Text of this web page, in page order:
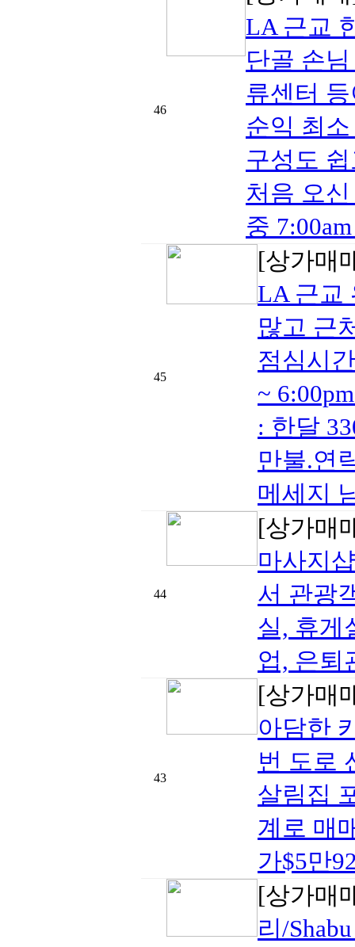
46
LA 근교
단골 손
류센터
순익 최
구성도
처음 오
중
45
[상가매
LA 근교
많고 근
점심시
~
: 한달
만불.연
메세지
44
[상가매
마사지
서 관광
실, 휴게
업, 은퇴
43
[상가매
아담한
번 도로
살림집
계로 매
가$5만
[상가매
리/